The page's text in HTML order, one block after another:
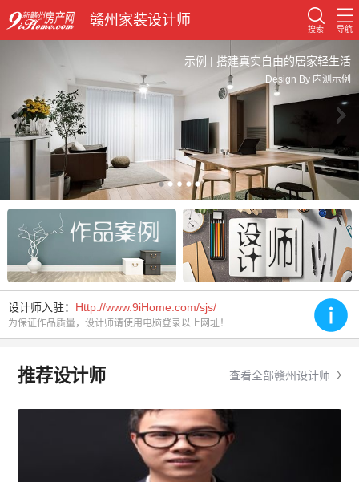
赣州家装设计师
搜索 导航
示例 | 搭建真实自由的居家轻生活
Design By 内测示例
设计师入驻： Http://www.9iHome.com/sjs/
为保证作品质量，设计师请使用电脑登录以上网址！
推荐设计师 查看全部赣州设计师